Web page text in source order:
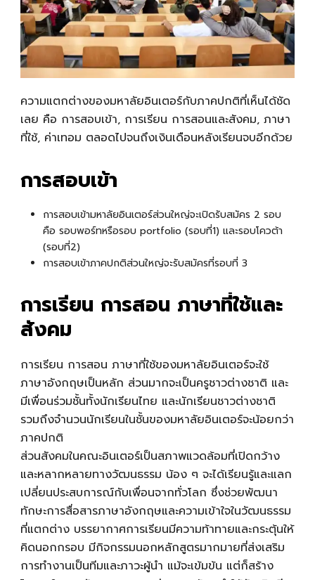
ความแตกต่างของมหาลัยอินเตอร์กับภาคปกติที่เห็นได้ชัด
เลย คือ การสอบเข้า, การเรียน การสอนและสังคม, ภาษา
ที่ใช้, ค่าเทอม ตลอดไปจนถึงเงินเดือนหลังเรียนจบอีกด้วย
การสอบเข้า
การสอบเข้ามหาลัยอินเตอร์ส่วนใหญ่จะเปิดรับสมัคร 2 รอบ
คือ รอบพอร์ทหรือรอบ portfolio (รอบที่1) และรอบโควต้า
(รอบที่2)
การสอบเข้าภาคปกติส่วนใหญ่จะรับสมัครที่รอบที่ 3
การเรียน การสอน ภาษาที่ใช้และ
สังคม
การเรียน การสอน ภาษาที่ใช้ของมหาลัยอินเตอร์จะใช้
ภาษาอังกฤษเป็นหลัก ส่วนมากจะเป็นครูชาวต่างชาติ และ
มีเพื่อนร่วมชั้นทั้งนักเรียนไทย และนักเรียนชาวต่างชาติ
รวมถึงจำนวนนักเรียนในชั้นของมหาลัยอินเตอร์จะน้อยกว่า
ภาคปกติ
ส่วนสังคมในคณะอินเตอร์เป็นสภาพแวดล้อมที่เปิดกว้าง
และหลากหลายทางวัฒนธรรม น้อง ๆ จะได้เรียนรู้และแลก
เปลี่ยนประสบการณ์กับเพื่อนจากทั่วโลก ซึ่งช่วยพัฒนา
ทักษะการสื่อสารภาษาอังกฤษและความเข้าใจในวัฒนธรรม
ที่แตกต่าง บรรยากาศการเรียนมีความท้าทายและกระตุ้นให้
คิดนอกกรอบ มีกิจกรรมนอกหลักสูตรมากมายที่ส่งเสริม
การทำงานเป็นทีมและภาวะผู้นำ แม้จะเข้มข้น แต่ก็สร้าง